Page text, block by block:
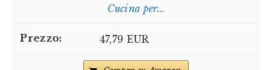
Cucina per...
47,79 EUR